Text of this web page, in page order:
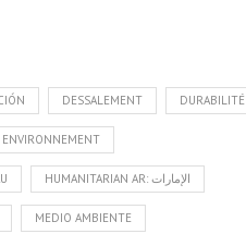
DESSALEMENT DURABILITÉ
ENVIRONNEMENT
HUMANITARIAN AR: الإمارات
MEDIO AMBIENTE